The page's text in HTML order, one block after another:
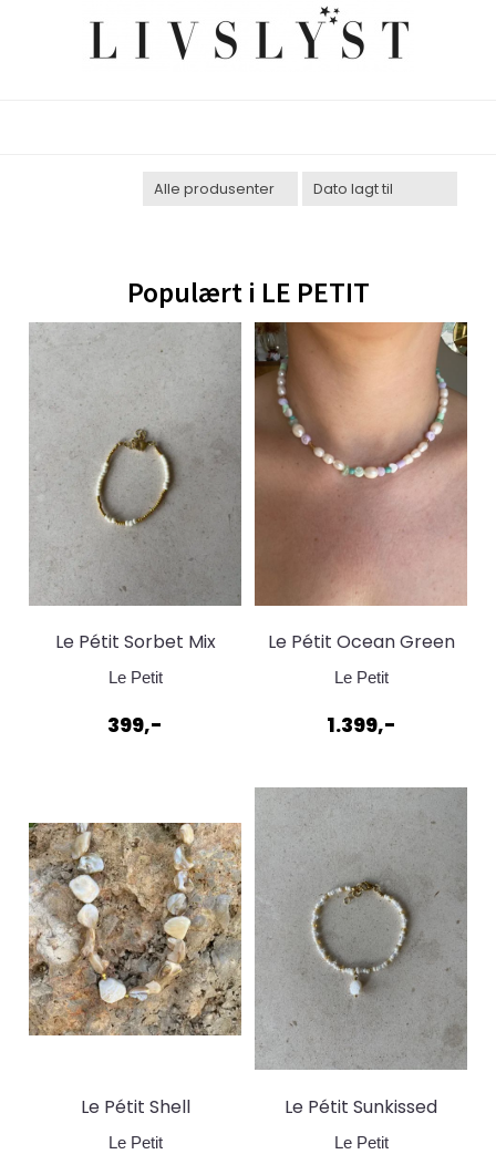
Populært i LE PETIT
Le Pétit Sorbet Mix
Bracelet Krem
Le Petit
399,-
Le Pétit Ocean Green
Smily Necklace
Le Petit
1.399,-
Le Pétit Shell
Necklace
Le Petit
Le Pétit Sunkissed
Bracelet
Le Petit